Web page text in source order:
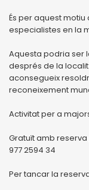
És per aquest
especialistes en la
Aquesta podria ser
després de la
aconsegueix
reconeixement
Activitat per a
Gratuït amb
977 2594 34
Per tancar la